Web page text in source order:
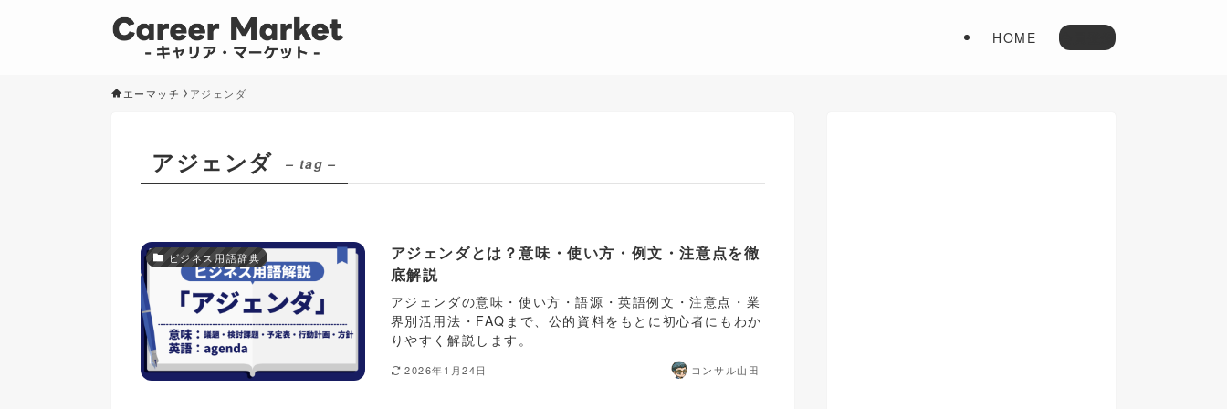
HOME 会員登録
エーマッチ アジェンダ
アジェンダ – tag –
ビジネス用語辞典
アジェンダとは？意味・使い方・例文・注意点を徹
底解説
アジェンダの意味・使い方・語源・英語例文・注意点・業
界別活用法・FAQまで、公的資料をもとに初心者にもわか
りやすく解説します。
2026年1月24日 コンサル山田